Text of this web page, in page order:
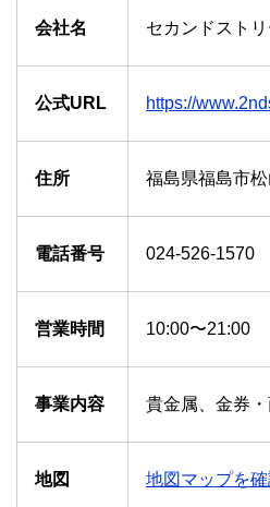
会社名 セカンドスト
公式URL https://
住所 福島県福島市
電話番号 024-526-1570
営業時間 10:00〜21:00
事業内容 貴金属、金券
地図 地図マップを